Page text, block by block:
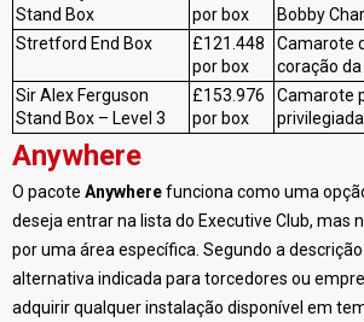
Stand Box
por box
Bobby
Stretford End Box
£121.448
por box
Camarote
coração
Sir Alex Ferguson
Stand Box – Level 3
£153.976
por box
Camarote
Anywhere
O pacote Anywherefunciona como uma
deseja entrar na lista do Executive Club, mas
por uma área específica. Segundo a
alternativa indicada para torcedores ou
adquirir qualquer instalação disponível em